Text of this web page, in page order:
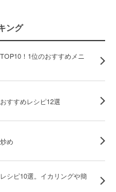
ング
！1位のおすすめメニ
すすめレシピ12選
め
シピ10選。イカリングや簡